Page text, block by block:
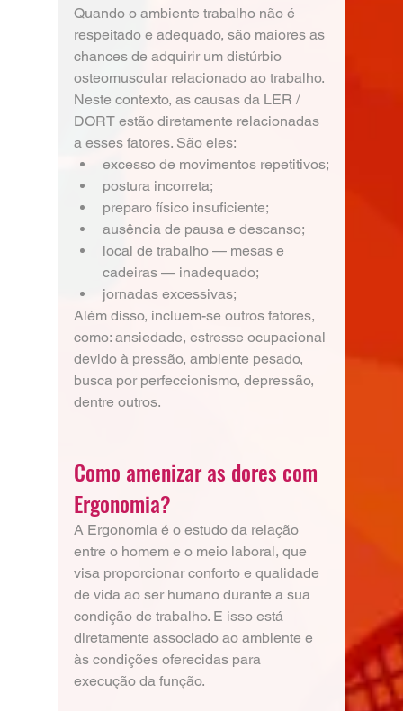
Quando o ambiente trabalho não é
respeitado e adequado, são maiores as
chances de adquirir um distúrbio
osteomuscular relacionado ao trabalho.
Neste contexto, as causas da LER /
DORT estão diretamente relacionadas
a esses fatores. São eles:
excesso de movimentos repetitivos;
postura incorreta;
preparo físico insuficiente;
ausência de pausa e descanso;
local de trabalho — mesas e
cadeiras — inadequado;
jornadas excessivas;
Além disso, incluem-se outros fatores,
como: ansiedade, estresse ocupacional
devido à pressão, ambiente pesado,
busca por perfeccionismo, depressão,
dentre outros.
Como amenizar as dores com
Ergonomia?
A Ergonomia é o estudo da relação
entre o homem e o meio laboral, que
visa proporcionar conforto e qualidade
de vida ao ser humano durante a sua
condição de trabalho. E isso está
diretamente associado ao ambiente e
às condições oferecidas para
execução da função.